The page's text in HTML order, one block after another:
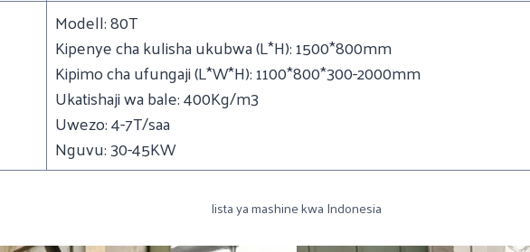
Modell: 80T
Kipenye cha kulisha ukubwa (L*H): 1500*800mm
Kipimo cha ufungaji (L*W*H): 1100*800*300-2000mm
Ukatishaji wa bale: 400Kg/m3
Uwezo: 4-7T/saa
Nguvu: 30-45KW
lista ya mashine kwa Indonesia